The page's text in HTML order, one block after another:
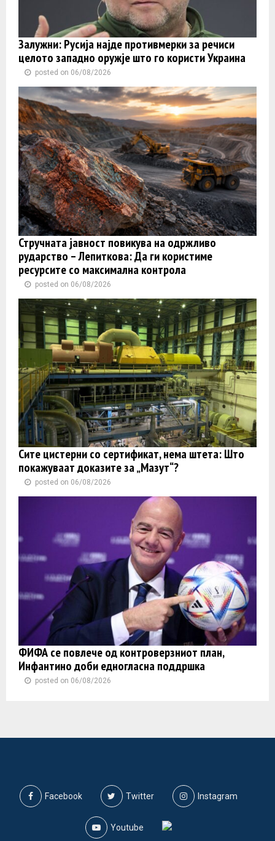
Залужни: Русија најде противмерки за речиси
целото западно оружје што го користи Украина
posted on 06/08/2026
Стручната јавност повикува на одржливо
рударство – Лепиткова: Да ги користиме
ресурсите со максимална контрола
posted on 06/08/2026
Сите цистерни со сертификат, нема штета: Што
покажуваат доказите за „Мазут“?
posted on 06/08/2026
ФИФА се повлече од контроверзниот план,
Инфантино доби едногласна поддршка
posted on 06/08/2026
Facebook Twitter Instagram
Youtube